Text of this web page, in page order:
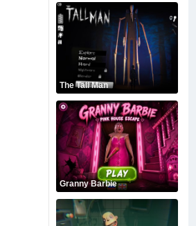
The Tall Man
Granny Barbie